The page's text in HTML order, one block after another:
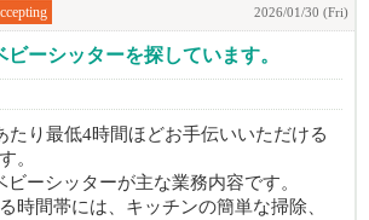
2026/01/30 (Fri)
ーシッターを探しています。
たり最低4時間ほどお手伝いいただける
。
ーシッターが主な業務内容です。
時間帯には、キッチンの簡単な掃除、